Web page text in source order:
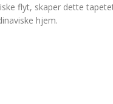
flyt, skaper dette
hjem.